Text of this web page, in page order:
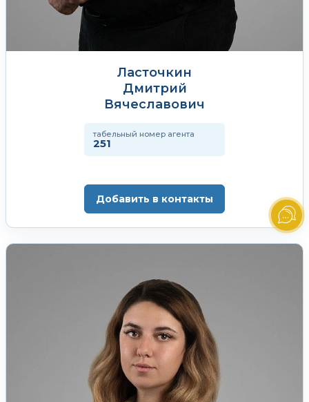
Ласточкин
Дмитрий
Вячеславович
табельный номер агента
251
Добавить в контакты